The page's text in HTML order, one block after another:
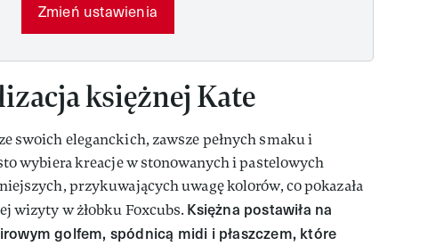
Zmień ustawienia
księżnej Kate
swoich eleganckich, zawsze pełnych smaku i
wybiera kreacje w stonowanych i pastelowych
przykuwających uwagę kolorów, co pokazała
wizyty w żłobku Foxcubs. Księżna postawiła na
golfem, spódnicą midi i płaszczem, które